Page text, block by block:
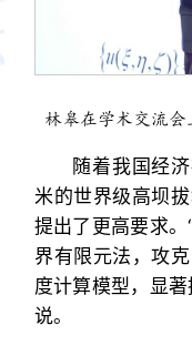
林皋在学术交流会
随着我国经
米的世界级高坝
提出了更高要求
界有限元法，攻
度计算模型，显
说。